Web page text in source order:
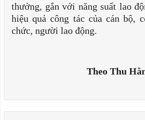
thưởng, gắn với năng suất lao
hiệu quả công tác của cán bộ,
chức, người lao động.
Theo Thu